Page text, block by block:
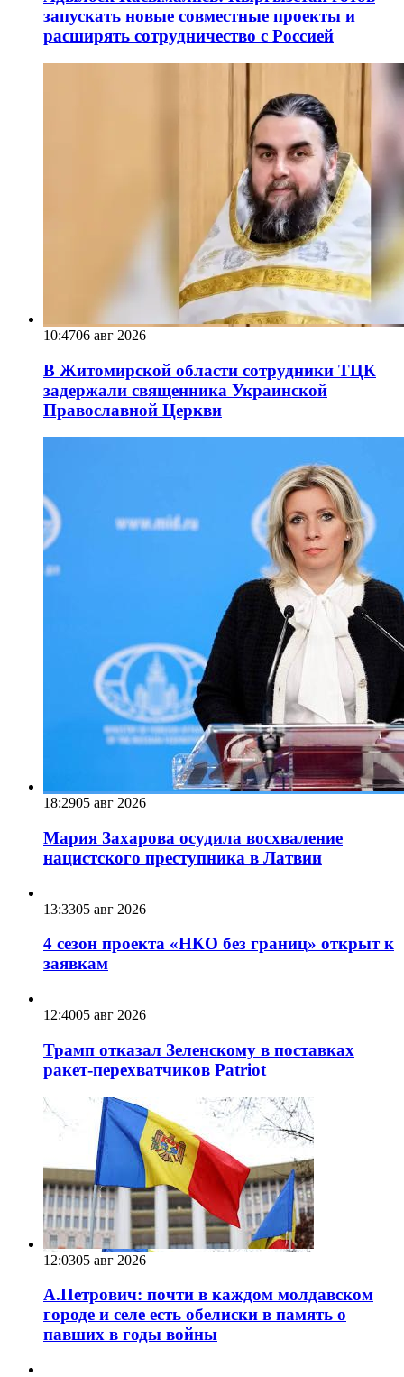
запускать новые совместные проекты и
расширять сотрудничество с Россией
10:4706 авг 2026
В Житомирской области сотрудники ТЦК
задержали священника Украинской
Православной Церкви
18:2905 авг 2026
Мария Захарова осудила восхваление
нацистского преступника в Латвии
13:3305 авг 2026
4 сезон проекта «НКО без границ» открыт к
заявкам
12:4005 авг 2026
Трамп отказал Зеленскому в поставках
ракет-перехватчиков Patriot
12:0305 авг 2026
А.Петрович: почти в каждом молдавском
городе и селе есть обелиски в память о
павших в годы войны